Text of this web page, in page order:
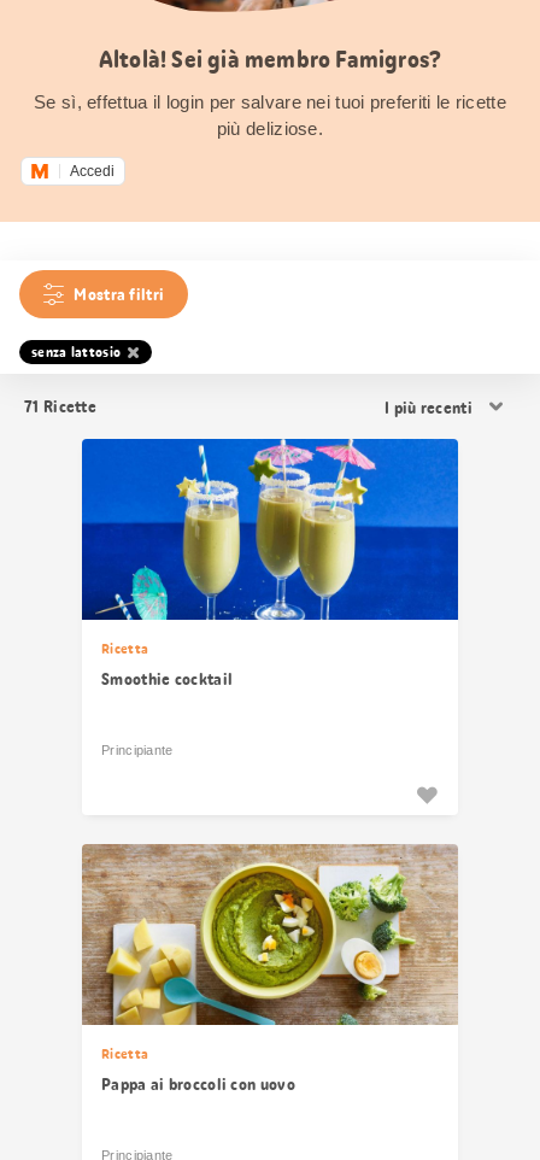
Altolà! Sei già membro Famigros?
Se sì, effettua il login per salvare nei tuoi preferiti le ricette
più deliziose.
Accedi
Mostra filtri
senza lattosio
71 Ricette
i
risultati
Ricetta
Smoothie cocktail
Principiante
Ricetta
Pappa ai broccoli con uovo
Principiante